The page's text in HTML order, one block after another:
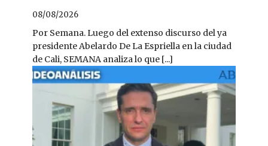
08/08/2026
Por Semana. Luego del extenso discurso del ya
presidente Abelardo De La Espriella en la ciudad
de Cali, SEMANA analiza lo que [...]